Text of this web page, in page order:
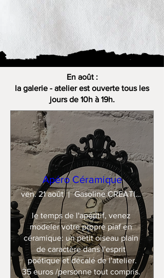
En août :
la galerie - atelier est ouverte tous les
jours de 10h à 19h.
Apéro Céramique
ven. 21 août Gasoline CREATION
le temps de l'apéritif, venez
modeler votre propre piaf en
céramique: un petit oiseau plain
de caractère dans l'esprit
poétique et décalé de l'atelier.
35 euros /personne tout compris.